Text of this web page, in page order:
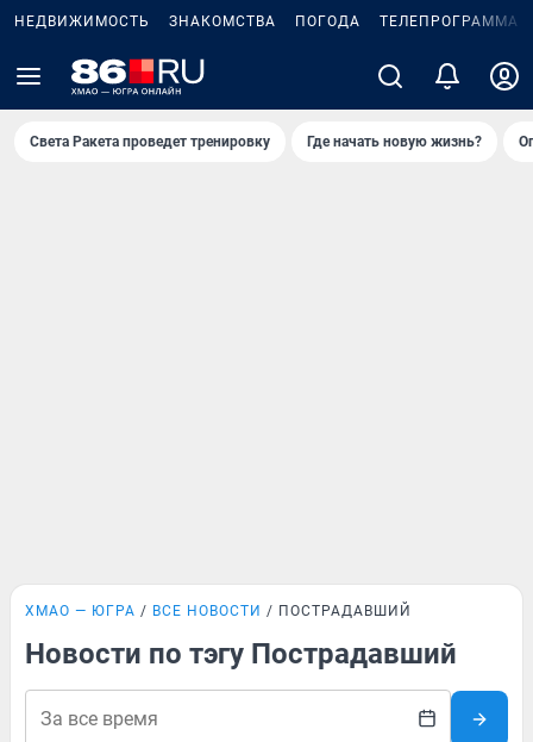
НЕДВИЖИМОСТЬ ЗНАКОМСТВА ПОГОДА ТЕЛЕПРОГРАММА
Света Ракета проведет тренировку Где начать новую жизнь?
ХМАО — ЮГРА ВСЕ НОВОСТИ ПОСТРАДАВШИЙ
Новости по тэгу Пострадавший